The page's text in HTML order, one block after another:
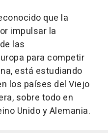
que la
impulsar la
las
para competir
está estudiando
los países del Viejo
sobre todo en
Unido y Alemania.